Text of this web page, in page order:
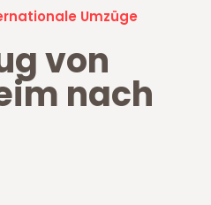
Umzüge
von
nach